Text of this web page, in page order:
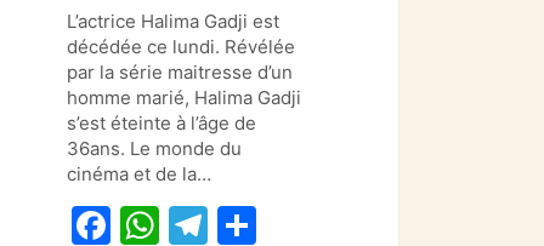
c
e
b
o
o
k
at
s
A
p
p
e
gr
a
m
ta
g
er
L’actrice Halima Gadji est
décédée ce lundi. Révélée
par la série maitresse d’un
homme marié, Halima Gadji
s’est éteinte à l’âge de
36ans. Le monde du
cinéma et de la…
F
W T